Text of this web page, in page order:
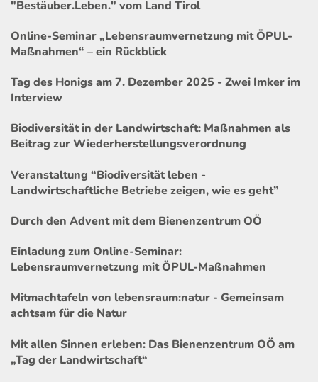
"Bestäuber.Leben." vom Land Tirol
Online-Seminar „Lebensraumvernetzung mit ÖPUL-
Maßnahmen“ – ein Rückblick
Tag des Honigs am 7. Dezember 2025 - Zwei Imker im
Interview
Biodiversität in der Landwirtschaft: Maßnahmen als
Beitrag zur Wiederherstellungsverordnung
Veranstaltung “Biodiversität leben -
Landwirtschaftliche Betriebe zeigen, wie es geht”
Durch den Advent mit dem Bienenzentrum OÖ
Einladung zum Online-Seminar:
Lebensraumvernetzung mit ÖPUL-Maßnahmen
Mitmachtafeln von lebensraum:natur - Gemeinsam
achtsam für die Natur
Mit allen Sinnen erleben: Das Bienenzentrum OÖ am
„Tag der Landwirtschaft“